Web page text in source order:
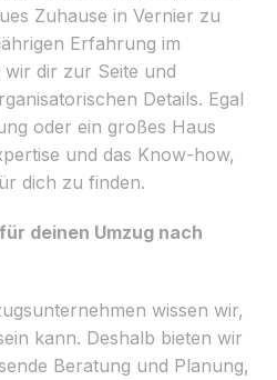
Zuhause in Vernier zu
Erfahrung im
dir zur Seite und
Details. Egal
oder ein großes Haus
und das Know-how,
dich zu finden.
deinen Umzug nach
wissen wir,
kann. Deshalb bieten wir
Beratung und Planung,